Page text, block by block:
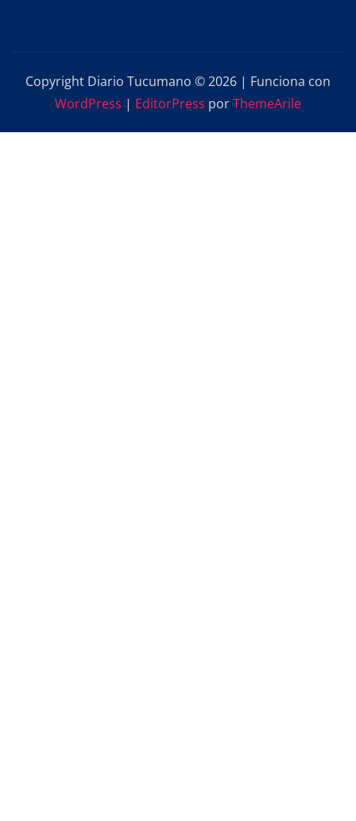
Copyright Diario Tucumano © 2026 | Funciona con
WordPress | EditorPress porThemeArile